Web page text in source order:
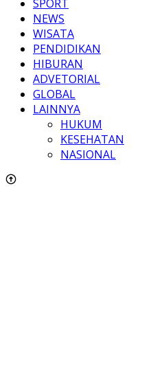
SPORT
NEWS
WISATA
PENDIDIKAN
HIBURAN
ADVETORIAL
GLOBAL
LAINNYA
HUKUM
KESEHATAN
NASIONAL